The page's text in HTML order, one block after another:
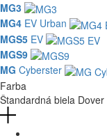
MG3
MG4 EV Urban
MGS5 EV
MGS9
MG Cyberster
Farba
Štandardná biela Dover